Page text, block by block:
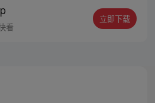
看
立即下载